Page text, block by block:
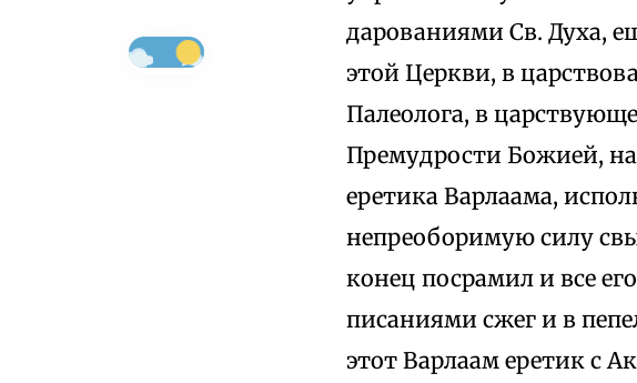
дарованиями Св. Духа,
этой Церкви, в
Палеолога, в
Премудрости Божией,
еретика Варлаама,
непреоборимую силу
конец посрамил и все
писаниями сжег и в
этот Варлаам еретик с